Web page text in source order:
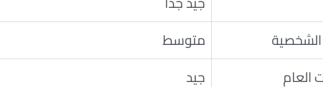
الشخصية
متوسط
العام
جيد